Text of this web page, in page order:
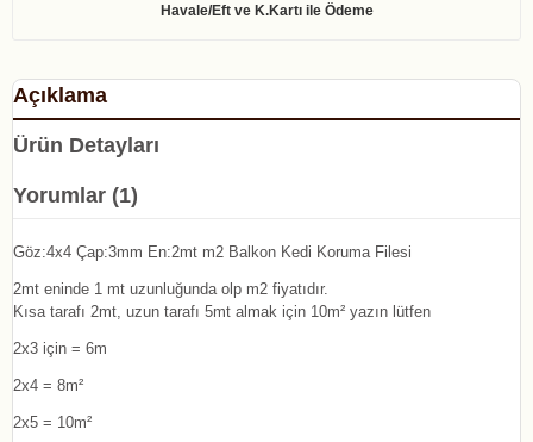
Açıklama
Ürün Detayları
Yorumlar (1)
Göz:4x4 Çap:3mm En:2mt m2 Balkon Kedi Koruma Filesi
2mt eninde 1 mt uzunluğunda olp m2 fiyatıdır.
Kısa tarafı 2mt, uzun tarafı 5mt almak için 10m² yazın lütfen
2x3 için = 6m
2x4 = 8m²
2x5 = 10m²